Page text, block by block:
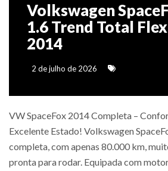
Volkswagen
1.6 Trend Total
2014
2 de julho de 2026
VW SpaceFox 2014 Completa –
Excelente Estado! Volkswagen
completa, com apenas 80.000 km,
pronta para rodar. Equipada com